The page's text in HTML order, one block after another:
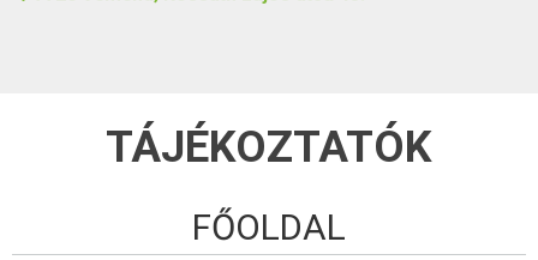
TÁJÉKOZTATÓK
FŐOLDAL